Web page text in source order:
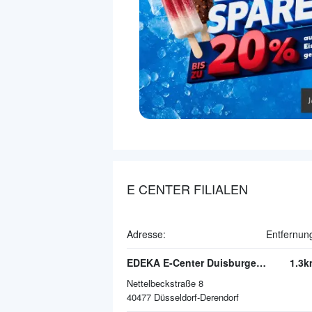
E CENTER FILIALEN
Adresse:
EDEKA E-Center Duisburger Straße
Nettelbeckstraße 8
40477 Düsseldorf-Derendorf